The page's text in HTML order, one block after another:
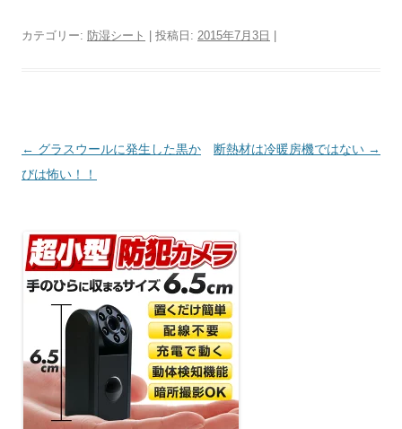
カテゴリー: 防湿シート | 投稿日: 2015年7月3日
投
稿
ゲ
ー
ン
← グラスウールに発生した黒か
びは怖い！！
断熱材は冷暖房機ではない →